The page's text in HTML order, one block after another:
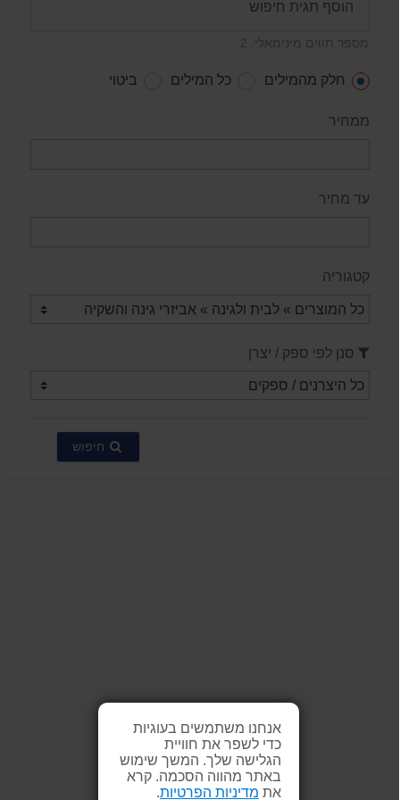
אנחנו משתמשים בעוגיות
כדי לשפר את חוויית
הגלישה שלך. המשך שימוש
באתר מהווה הסכמה. קרא
את מדיניות הפרטיות.
מספר תווים מינימאלי: 2
חלק מהמילים כל המילים ביטוי
ממחיר
עד מחיר
קטגוריה
סנן לפי ספק / יצרן
חיפוש